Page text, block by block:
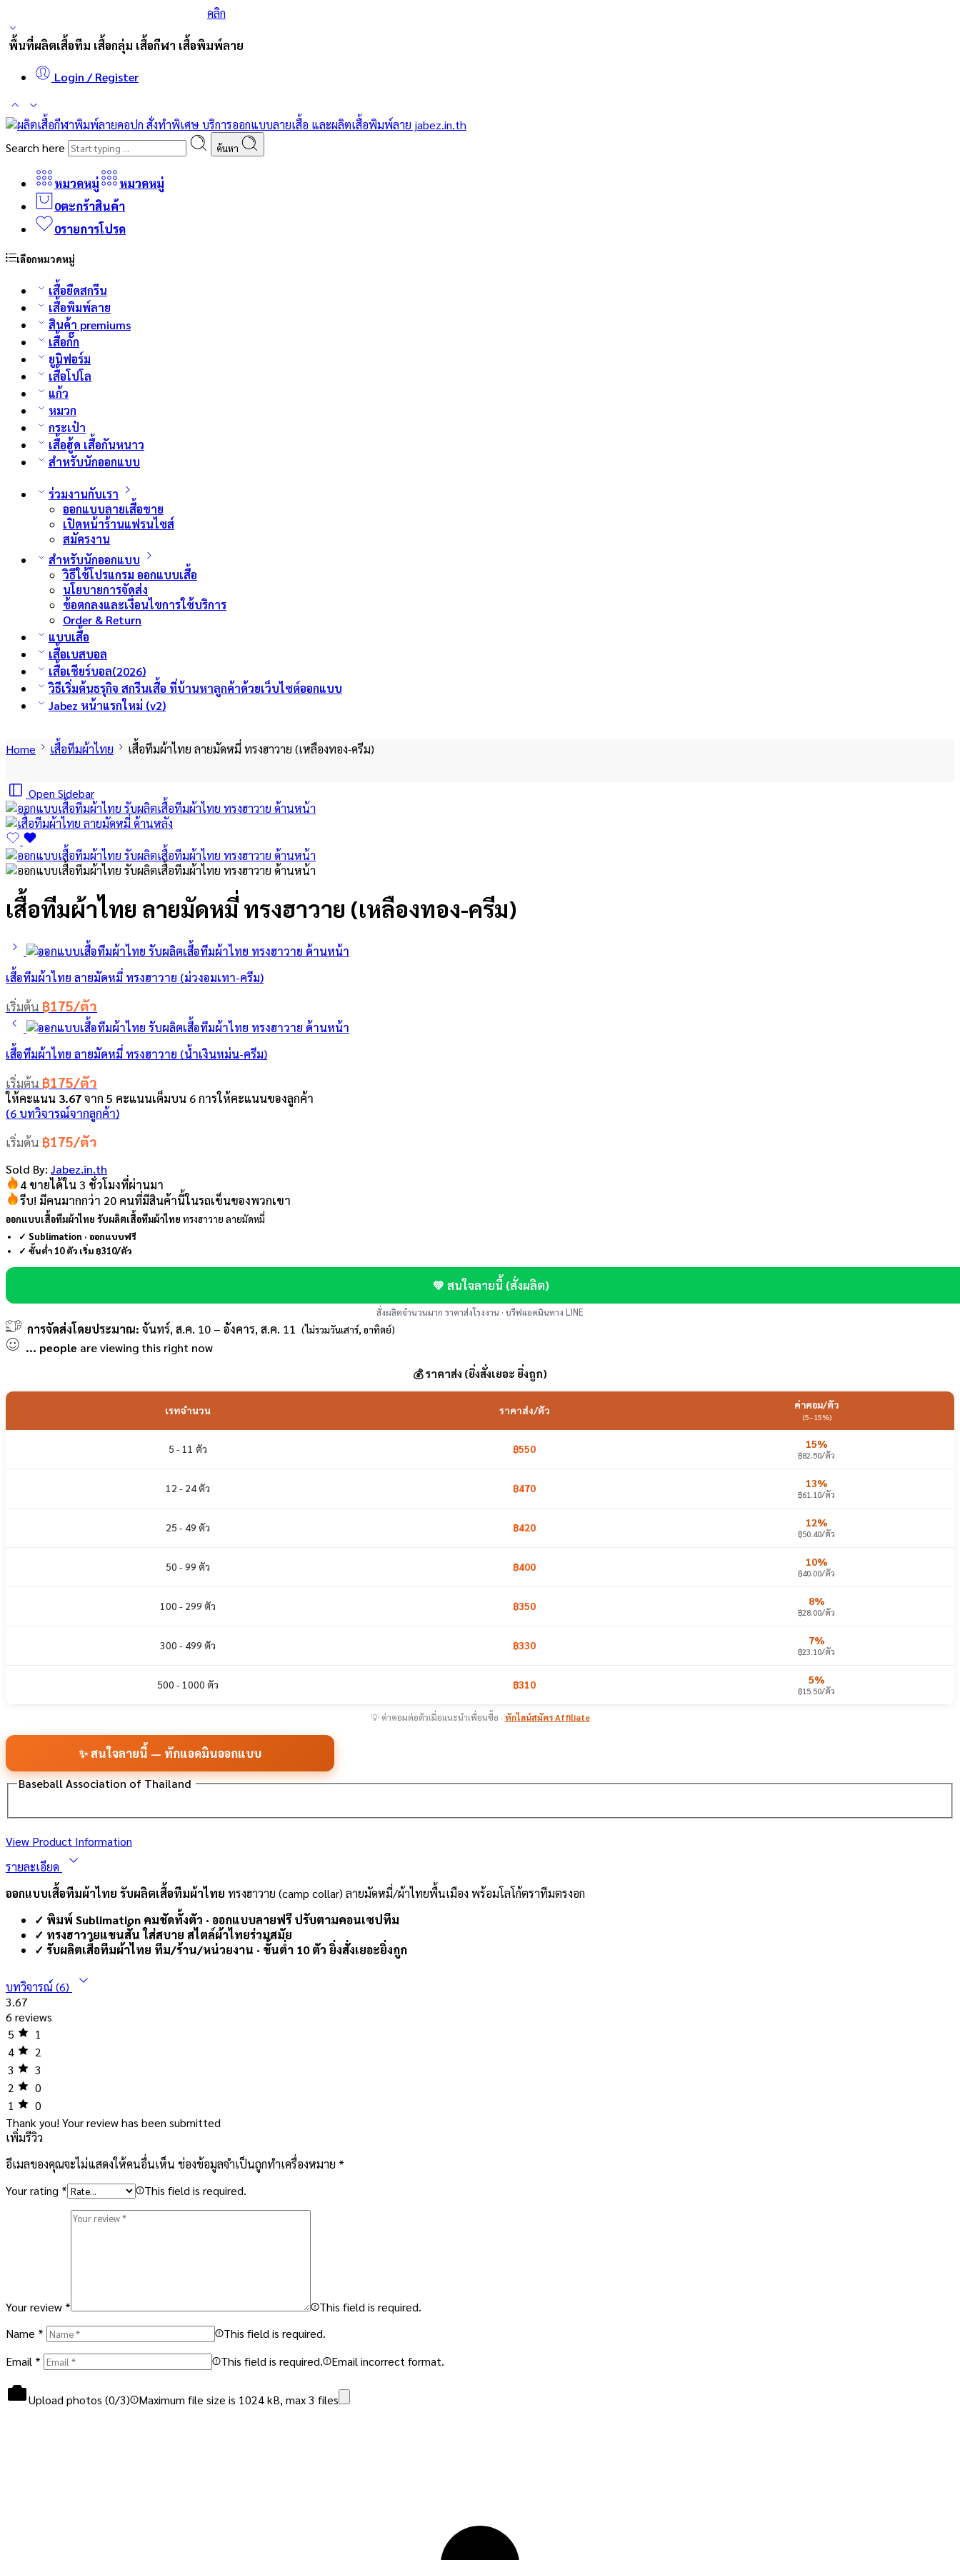
คลิก
พื้นที่ผลิตเสื้อทีม เสื้อกลุ่ม เสื้อกีฬา เสื้อพิมพ์ลาย
Login / Register
Search here ค้นหา
หมวดหมู่
หมวดหมู่
0ตะกร้าสินค้า
0รายการโปรด
เลือกหมวดหมู่
เสื้อยืดสกรีน
เสื้อพิมพ์ลาย
สินค้า premiums
เสื้อกั๊ก
ยูนิฟอร์ม
เสื้อโปโล
แก้ว
หมวก
กระเป๋า
เสื้อฮู้ด เสื้อกันหนาว
สำหรับนักออกแบบ
ร่วมงานกับเรา
ออกแบบลายเสื้อขาย
เปิดหน้าร้านแฟรนไซส์
สมัครงาน
สำหรับนักออกแบบ
วิธีใช้โปรแกรม ออกแบบเสื้อ
นโยบายการจัดส่ง
ข้อตกลงและเงื่อนไขการใช้บริการ
Order & Return
แบบเสื้อ
เสื้อเบสบอล
เสื้อเชียร์บอล(2026)
วิธีเริ่มต้นธรุกิจ สกรีนเสื้อ ที่บ้านหาลูกค้าด้วยเว็บไซต์ออกแบบ
Jabez หน้าแรกใหม่ (v2)
Home เสื้อทีมผ้าไทย เสื้อทีมผ้าไทย ลายมัดหมี่ ทรงฮาวาย (เหลืองทอง-ครีม)
Open Sidebar
เสื้อทีมผ้าไทย ลายมัดหมี่ ทรงฮาวาย (เหลืองทอง-ครีม)
เสื้อทีมผ้าไทย ลายมัดหมี่ ทรงฮาวาย (ม่วงอมเทา-ครีม)
เริ่มต้น ฿175/ตัว
เสื้อทีมผ้าไทย ลายมัดหมี่ ทรงฮาวาย (น้ำเงินหม่น-ครีม)
เริ่มต้น ฿175/ตัว
ให้คะแนน 3.67จาก 5 คะแนนเต็มบน 6การให้คะแนนของลูกค้า
(6 บทวิจารณ์จากลูกค้า)
เริ่มต้น ฿175/ตัว
Sold By: Jabez.in.th
4 ขายได้ใน 3 ชั่วโมงที่ผ่านมา
รีบ! มีคนมากกว่า 20 คนที่มีสินค้านี้ในรถเข็นของพวกเขา
ออกแบบเสื้อทีมผ้าไทย รับผลิตเสื้อทีมผ้าไทย ทรงฮาวาย ลายมัดหมี่
✓ Sublimation · ออกแบบฟรี
✓ ขั้นต่ำ 10 ตัว เริ่ม ฿310/ตัว
💚 สนใจลายนี้ (สั่งผลิต)
สั่งผลิตจำนวนมาก ราคาส่งโรงงาน · บรีฟแอดมินทาง LINE
การจัดส่งโดยประมาณ: จันทร์, ส.ค. 10 – อังคาร, ส.ค. 11 (ไม่รวมวันเสาร์, อาทิตย์)
... people are viewing this right now
💰 ราคาส่ง (ยิ่งสั่งเยอะ ยิ่งถูก)
เรทจำนวน ราคาส่ง/ตัว ค่าคอม/ตัว
(5–15%)
5 - 11 ตัว ฿550 15%
฿82.50/ตัว
12 - 24 ตัว ฿470 13%
฿61.10/ตัว
25 - 49 ตัว ฿420 12%
฿50.40/ตัว
50 - 99 ตัว ฿400 10%
฿40.00/ตัว
100 - 299 ตัว ฿350 8%
฿28.00/ตัว
300 - 499 ตัว ฿330 7%
฿23.10/ตัว
500 - 1000 ตัว ฿310 5%
฿15.50/ตัว
💡 ค่าคอมต่อตัวเมื่อแนะนำเพื่อนซื้อ · ทักไลน์สมัคร Affiliate
✨ สนใจลายนี้ — ทักแอดมินออกแบบ
Baseball Association of Thailand
View Product Information
รายละเอียด
ออกแบบเสื้อทีมผ้าไทย รับผลิตเสื้อทีมผ้าไทย ทรงฮาวาย (camp collar) ลายมัดหมี่/ผ้าไทยพื้นเมือง พร้อมโลโก้ตราทีมตรงอก
✓ พิมพ์ Sublimation คมชัดทั้งตัว · ออกแบบลายฟรี ปรับตามคอนเซปทีม
✓ ทรงฮาวายแขนสั้น ใส่สบาย สไตล์ผ้าไทยร่วมสมัย
✓ รับผลิตเสื้อทีมผ้าไทย ทีม/ร้าน/หน่วยงาน · ขั้นต่ำ 10 ตัว ยิ่งสั่งเยอะยิ่งถูก
บทวิจารณ์ (6)
3.67
6 reviews
5
1
4
2
3
3
2
0
1
0
Thank you! Your review has been submitted
เพิ่มรีวิว
อีเมลของคุณจะไม่แสดงให้คนอื่นเห็น ช่องข้อมูลจำเป็นถูกทำเครื่องหมาย *
Your rating * This field is required.
Your review *
This field is required.
Name *
This field is required.
Email * This field is required. Email incorrect format.
Upload photos (0/3) Maximum file size is 1024 kB, max 3 files